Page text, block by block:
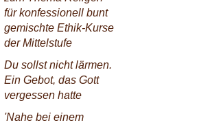
für konfessionell bunt
gemischte Ethik-Kurse
der Mittelstufe
Du sollst nicht lärmen.
Ein Gebot, das Gott
vergessen hatte
'Nahe bei einem